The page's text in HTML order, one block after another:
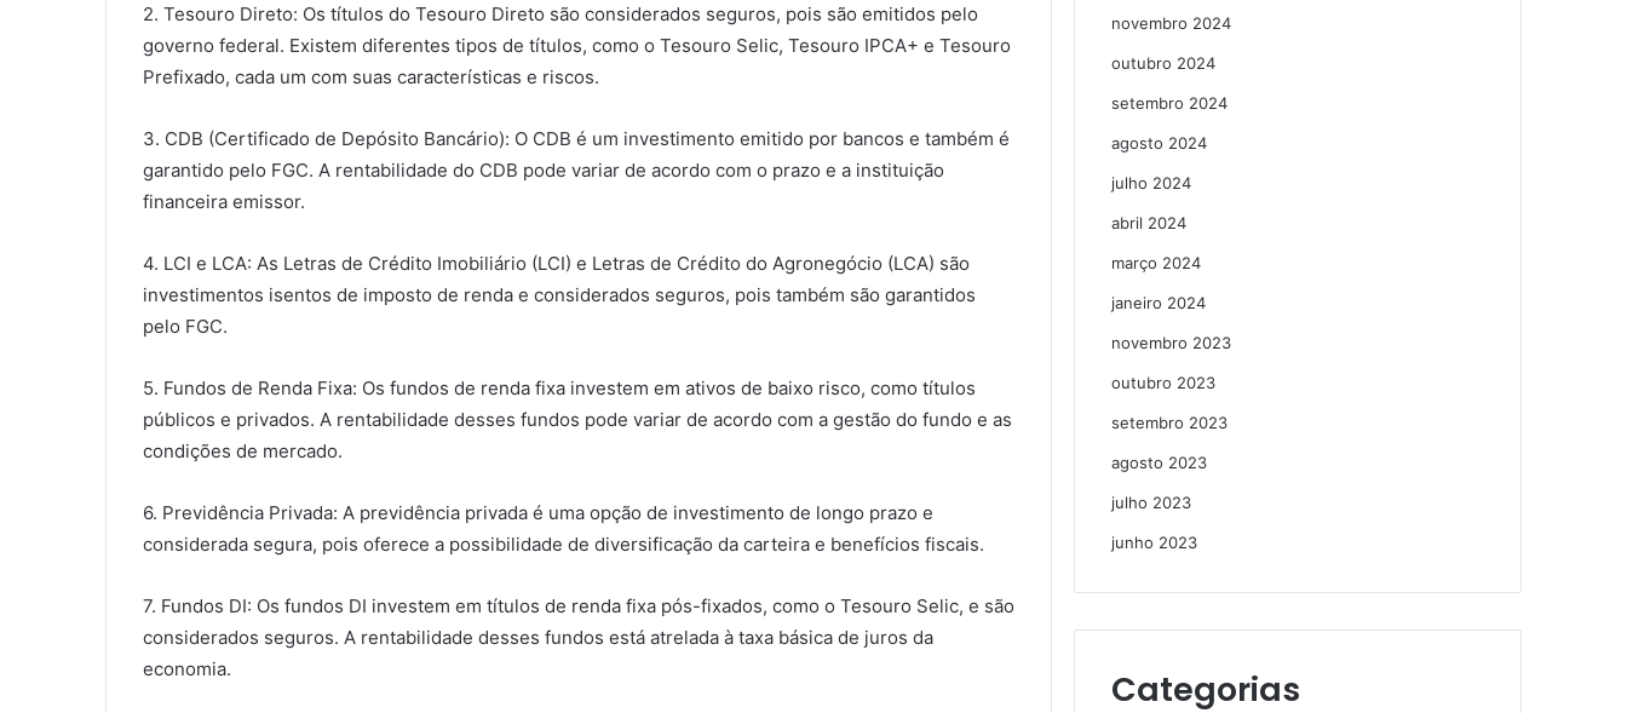
2. Tesouro Direto: Os títulos do Tesouro Direto são considerados seguros, pois são emitidos pelo
governo federal. Existem diferentes tipos de títulos, como o Tesouro Selic, Tesouro IPCA+ e Tesouro
Prefixado, cada um com suas características e riscos.
3. CDB (Certificado de Depósito Bancário): O CDB é um investimento emitido por bancos e também é
garantido pelo FGC. A rentabilidade do CDB pode variar de acordo com o prazo e a instituição
financeira emissor.
4. LCI e LCA: As Letras de Crédito Imobiliário (LCI) e Letras de Crédito do Agronegócio (LCA) são
investimentos isentos de imposto de renda e considerados seguros, pois também são garantidos
pelo FGC.
5. Fundos de Renda Fixa: Os fundos de renda fixa investem em ativos de baixo risco, como títulos
públicos e privados. A rentabilidade desses fundos pode variar de acordo com a gestão do fundo e as
condições de mercado.
6. Previdência Privada: A previdência privada é uma opção de investimento de longo prazo e
considerada segura, pois oferece a possibilidade de diversificação da carteira e benefícios fiscais.
7. Fundos DI: Os fundos DI investem em títulos de renda fixa pós-fixados, como o Tesouro Selic, e são
considerados seguros. A rentabilidade desses fundos está atrelada à taxa básica de juros da
economia.
novembro 2024
outubro 2024
setembro 2024
agosto 2024
julho 2024
abril 2024
março 2024
janeiro 2024
novembro 2023
outubro 2023
setembro 2023
agosto 2023
julho 2023
junho 2023
Categorias